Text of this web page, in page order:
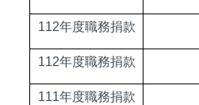
112年度職務捐款
112年度職務捐款
111年度職務捐款